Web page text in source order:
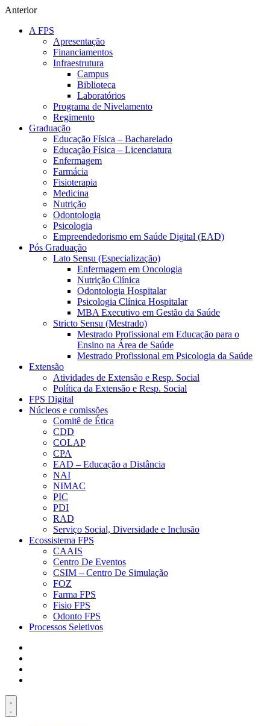
Anterior
A FPS
Apresentação
Financiamentos
Infraestrutura
Campus
Biblioteca
Laboratórios
Programa de Nivelamento
Regimento
Graduação
Educação Física – Bacharelado
Educação Física – Licenciatura
Enfermagem
Farmácia
Fisioterapia
Medicina
Nutrição
Odontologia
Psicologia
Empreendedorismo em Saúde Digital (EAD)
Pós Graduação
Lato Sensu (Especialização)
Enfermagem em Oncologia
Nutrição Clínica
Odontologia Hospitalar
Psicologia Clínica Hospitalar
MBA Executivo em Gestão da Saúde
Stricto Sensu (Mestrado)
Mestrado Profissional em Educação para o
Ensino na Área de Saúde
Mestrado Profissional em Psicologia da Saúde
Extensão
Atividades de Extensão e Resp. Social
Política da Extensão e Resp. Social
FPS Digital
Núcleos e comissões
Comitê de Ética
CDD
COLAP
CPA
EAD – Educação a Distância
NAI
NIMAC
PIC
PDI
RAD
Serviço Social, Diversidade e Inclusão
Ecossistema FPS
CAAIS
Centro De Eventos
CSIM – Centro De Simulação
FOZ
Farma FPS
Fisio FPS
Odonto FPS
Processos Seletivos